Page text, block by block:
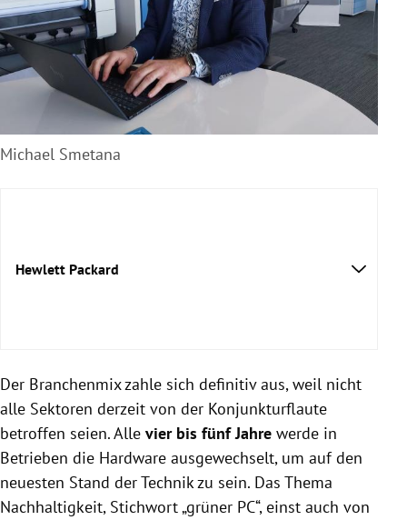
Michael Smetana
Hewlett Packard
Der Branchenmix zahle sich definitiv aus, weil nicht
alle Sektoren derzeit von der Konjunkturflaute
betroffen seien. Alle vier bis fünf Jahre werde in
Betrieben die Hardware ausgewechselt, um auf den
neuesten Stand der Technik zu sein. Das Thema
Nachhaltigkeit, Stichwort „grüner PC“, einst auch von